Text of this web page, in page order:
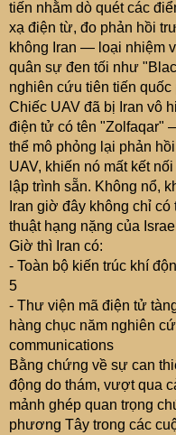
tiến nhằm dò quét các
xạ điện từ, đo phản hồi
không Iran — loại nhiệm
quân sự đen tối như
nghiên cứu tiên tiến quốc
Chiếc UAV đã bị Iran vô
điện tử có tên "Zolfaqar"
thể mô phỏng lại phản
UAV, khiến nó mất kết
lập trình sẵn. Không nổ,
Iran giờ đây không chỉ
thuật hạng nặng của
Giờ thì Iran có:
- Toàn bộ kiến trúc khí
5
- Thư viện mã điện tử
hàng chục năm nghiên
communications
Bằng chứng về sự can
động do thám, vượt qua
mảnh ghép quan trọng
phương Tây trong các